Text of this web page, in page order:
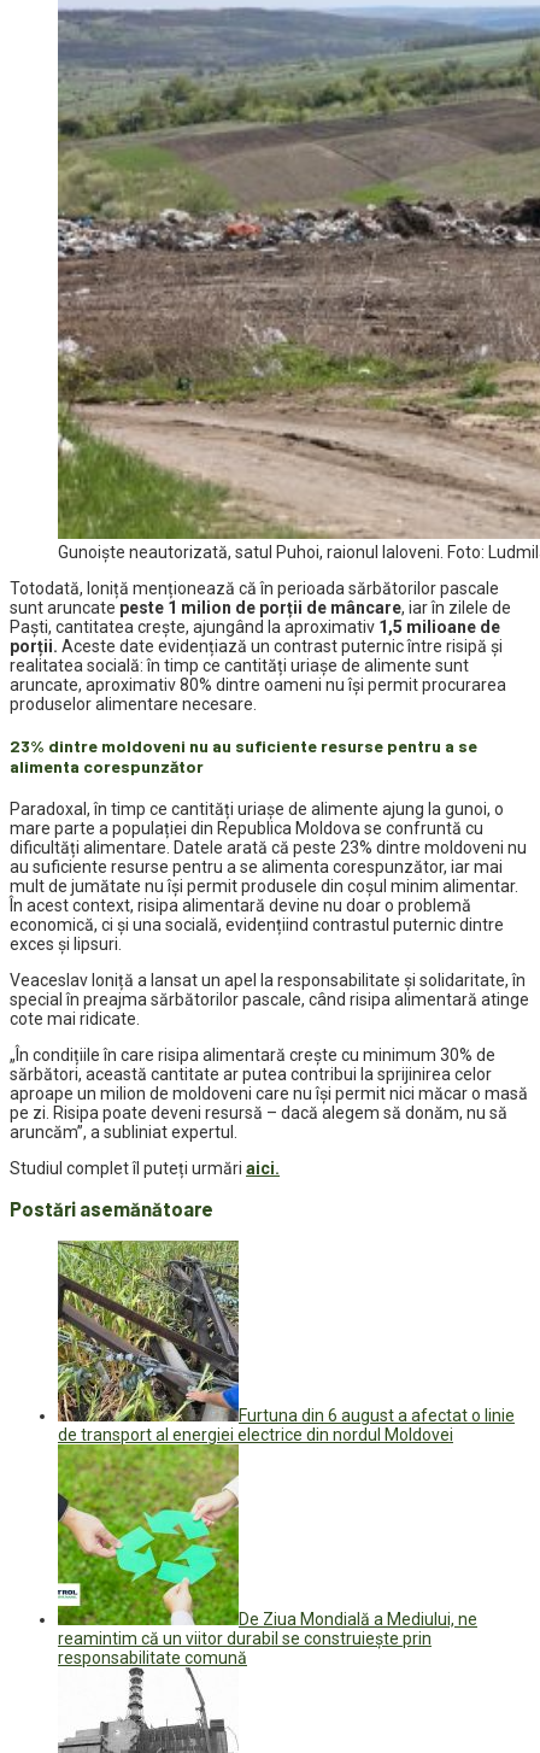
Gunoiște neautorizată, satul Puhoi, raionul Ialoveni. Foto:
Totodată, Ioniță menționează că în perioada sărbătorilor pascale
sunt aruncate peste 1 milion de porții de mâncare, iar în zilele de
Paști, cantitatea crește, ajungând la aproximativ 1,5 milioane de
porții. Aceste date evidențiază un contrast puternic între risipă și
realitatea socială: în timp ce cantități uriașe de alimente sunt
aruncate, aproximativ 80% dintre oameni nu își permit procurarea
produselor alimentare necesare.
23% dintre moldoveni nu au suficiente resurse pentru a se
alimenta corespunzător
Paradoxal, în timp ce cantități uriașe de alimente ajung la gunoi, o
mare parte a populației din Republica Moldova se confruntă cu
dificultăți alimentare. Datele arată că peste 23% dintre moldoveni nu
au suficiente resurse pentru a se alimenta corespunzător, iar mai
mult de jumătate nu își permit produsele din coșul minim alimentar.
În acest context, risipa alimentară devine nu doar o problemă
economică, ci și una socială, evidențiind contrastul puternic dintre
exces și lipsuri.
Veaceslav Ioniță a lansat un apel la responsabilitate și solidaritate, în
special în preajma sărbătorilor pascale, când risipa alimentară atinge
cote mai ridicate.
„În condițiile în care risipa alimentară crește cu minimum 30% de
sărbători, această cantitate ar putea contribui la sprijinirea celor
aproape un milion de moldoveni care nu își permit nici măcar o masă
pe zi. Risipa poate deveni resursă – dacă alegem să donăm, nu să
aruncăm”, a subliniat expertul.
Studiul complet îl puteți urmări aici.
Postări asemănătoare
Furtuna din 6 august a afectat o linie
de transport al energiei electrice din nordul Moldovei
De Ziua Mondială a Mediului, ne
reamintim că un viitor durabil se construiește prin
responsabilitate comună